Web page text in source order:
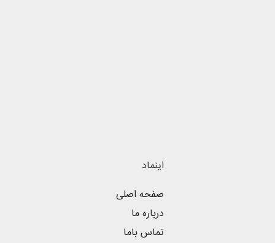
اینماد
صفحه اصلی
درباره ما
تماس باما